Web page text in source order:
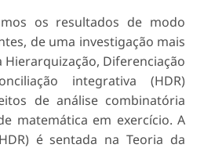
os resultados de modo
de uma investigação mais
Diferenciação
integrativa (HDR)
de análise combinatória
matemática em exercício. A
é sentada na Teoria da